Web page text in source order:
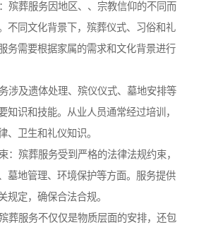
殡葬服务因地区、、宗教信仰的不同而
不同文化背景下，殡葬仪式、习俗和礼
务需要根据家属的需求和文化背景进行
涉及遗体处理、殡仪仪式、墓地安排等
知识和技能。从业人员通常经过培训，
、卫生和礼仪知识。
：殡葬服务受到严格的法律法规约束，
墓地管理、环境保护等方面。服务提供
规定，确保合法合规。
葬服务不仅仅是物质层面的安排，还包